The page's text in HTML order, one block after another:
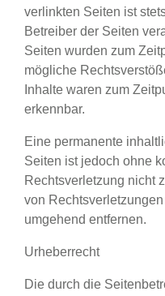
verlinkten Seiten ist
Betreiber der Seiten
Seiten wurden zum
mögliche
Inhalte waren zum
erkennbar.
Eine permanente
Seiten ist jedoch ohne
Rechtsverletzung nicht
von
umgehend entfernen.
Urheberrecht
Die durch die